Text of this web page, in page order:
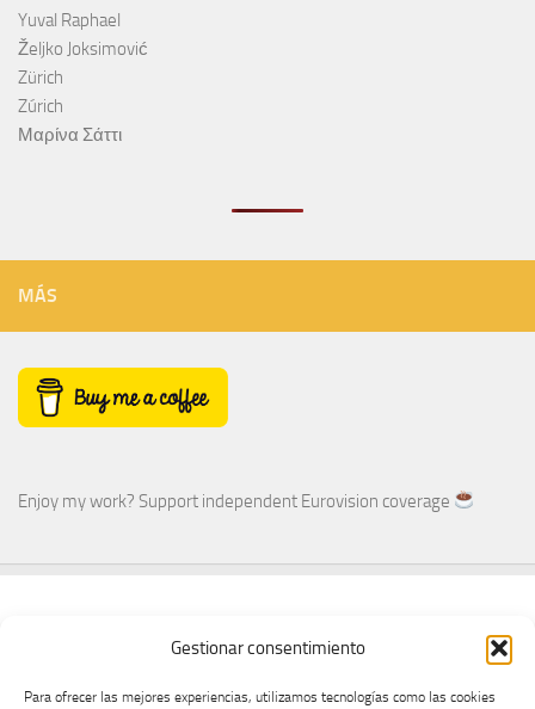
Gestionar consentimiento
Para ofrecer las mejores experiencias, utilizamos tecnologías como las cookies
Yuval Raphael
Željko Joksimović
Zürich
Zúrich
Μαρίνα Σάττι
MÁS
Enjoy my work? Support independent Eurovision coverage